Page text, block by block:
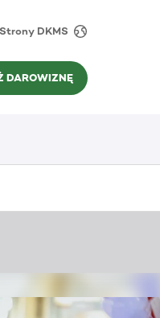
Strony DKMS
DAROWIZNĘ